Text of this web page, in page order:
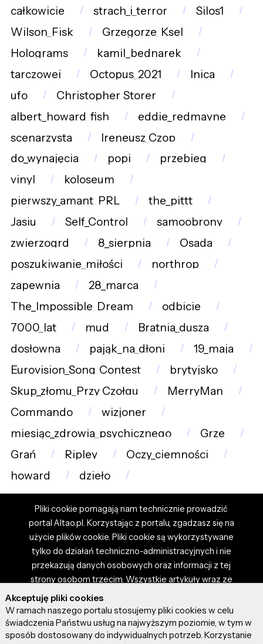
całkowicie
strach_i_terror
Silos1
Wilson_Fisk
Grzegorze_Ksel
Holograms
kamil_bednarek
tarczowej
Octopus_2021
lnica
ufo
Christopher_Storer
albert_howard_fish
eddie_redmayne
scenarzysta
Ireneusz_Czop
do_wynajęcia
popi
przebieg
vinyl
koloseum
pierwszy_amant_PRL
the_pittt
Jasiu
Self_Control
samoobrony
zwierzogrd
8_sierpnia
Osada
poszukiwanie_miłości
northrop
zapewnia
28_marca
The_Impossible_Dream
odbicie
7000_lat
mud
Bratnia_dusza
dosłowna
pająk_na_dłoni
19_maja
Eurovision_Song_Contest
brytyjsko
Skup_złomu_Przy_Czołgu
MerryMan
Commando
wizjoner
miesiąc_zdrowia_psychicznego
Grze
Grań
Ripley
Oczy_ciemności
howard
dzieło
Pliki cookie pomagają nam technicznie prowadzić
portal Altao.pl. Korzystając z portalu, zgadzasz się na
użycie plików cookie. Pliki cookie są wykorzystywane
tylko do działań techniczno-administracyjnych i nie
przekazują danych osobowych oraz informacji z tej
strony osobom trzecim. Wszystkie artykuły wraz ze
zdjęciami i materiałami dostępnymi na portalu są
własnością użytkowników. Administrator i właściciel
portalu nie ponosi odpowiedzialności za tresci
prezentowane przez autorów artykułów. Dodając
Akceptuję pliki cookies
W ramach naszego portalu stosujemy pliki cookies w celu
świadczenia Państwu usług na najwyższym poziomie, w tym w
sposób dostosowany do indywidualnych potrzeb. Korzystanie